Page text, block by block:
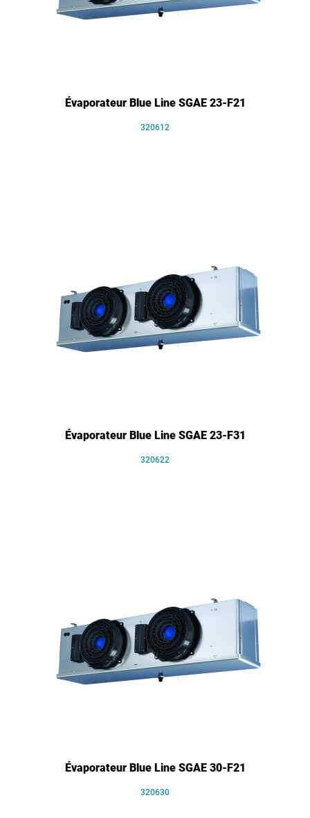
Évaporateur Blue Line SGAE 23-F21
320612
Évaporateur Blue Line SGAE 23-F31
320622
Évaporateur Blue Line SGAE 30-F21
320630